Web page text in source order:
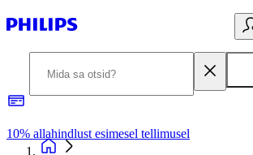
10% allahindlust esimesel tellimusel